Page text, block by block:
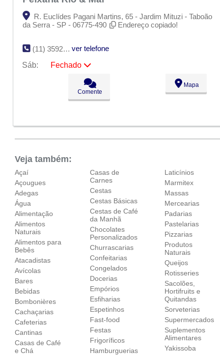
R. Euclídes Pagani Martins, 65 - Jardim Mituzi - Taboão
da Serra - SP - 06775-490
Endereço copiado!
(11) 3592-1586
ver telefone
Sáb:
Fechado
09:00 - 18:00
09:00 - 18:00
09:00 - 18:00
Comente
Mapa
Veja também:
Açaí
Açougues
Adegas
Água
Alimentação
Alimentos
Naturais
Alimentos para
Bebês
Atacadistas
Avícolas
Bares
Bebidas
Bombonières
Cachaçarias
Cafeterias
Cantinas
Casas de Café
e Chá
Casas de
Carnes
Cestas
Cestas Básicas
Cestas de Café
da Manhã
Chocolates
Personalizados
Churrascarias
Confeitarias
Congelados
Docerias
Empórios
Esfiharias
Espetinhos
Fast-food
Festas
Frigoríficos
Hamburguerias
Laticínios
Marmitex
Massas
Mercearias
Padarias
Pastelarias
Pizzarias
Produtos
Naturais
Queijos
Rotisseries
Sacolões,
Hortifruits e
Quitandas
Sorveterias
Supermercados
Suplementos
Alimentares
Yakissoba